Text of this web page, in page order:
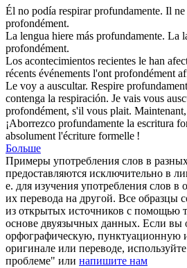
Él no podía respirarprofundamente. Il ne
profondément.
La lengua hiere más profundamente. La
profondément.
Los acontecimientos recientes le han
récents événements l'ont profondément
Le voy a auscultar. Respire
contenga la respiración. Je vais vous
profondément, s'il vous plait.
¡Aborrezco profundamente la escritura
absolument l'écriture formelle !
Больше
Примеры употребления слов в
предоставляются исключительно в
е. для изучения употребления слов в
их перевода на другой. Все образцы
из открытых источников с помощью
основе двуязычных данных. Если вы
орфографическую,
оригинале или переводе,
проблеме" или напишите нам